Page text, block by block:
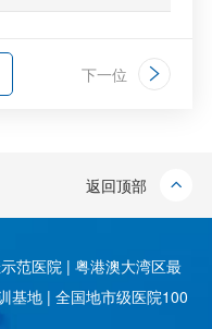
下一位
返回顶部
范医院 | 粤港澳大湾区最
基地 | 全国地市级医院100